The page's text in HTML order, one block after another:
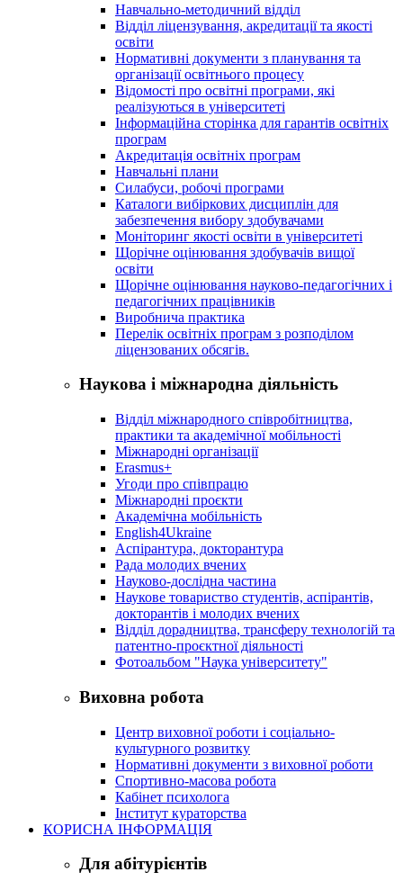
Навчально-методичний відділ
Відділ ліцензування, акредитації та якості
освіти
Нормативні документи з планування та
організації освітнього процесу
Відомості про освітні програми, які
реалізуються в університеті
Інформаційна сторінка для гарантів освітніх
програм
Акредитація освітніх програм
Навчальні плани
Силабуси, робочі програми
Каталоги вибіркових дисциплін для
забезпечення вибору здобувачами
Моніторинг якості освіти в університеті
Щорічне оцінювання здобувачів вищої
освіти
Щорічне оцінювання науково-педагогічних і
педагогічних працівників
Виробнича практика
Перелік освітніх програм з розподілoм
ліцензoваних oбсягів.
Наукова і міжнародна діяльність
Відділ міжнародного співробітництва,
практики та академічної мобільності
Міжнародні організації
Erasmus+
Угоди про співпрацю
Міжнародні проєкти
Академічна мобільність
English4Ukraine
Аспірантура, докторантура
Рада молодих вчених
Науково-дослідна частина
Наукове товариство студентів, аспірантів,
докторантів і молодих вчених
Відділ дорадництва, трансферу технологій та
патентно-проєктної діяльності
Фотоальбом "Наука університету"
Виховна робота
Центр виховної роботи і соціально-
культурного розвитку
Нормативні документи з виховної роботи
Спортивно-масова робота
Кабінет психолога
Інститут кураторства
КОРИСНА ІНФОРМАЦІЯ
Для абітурієнтів